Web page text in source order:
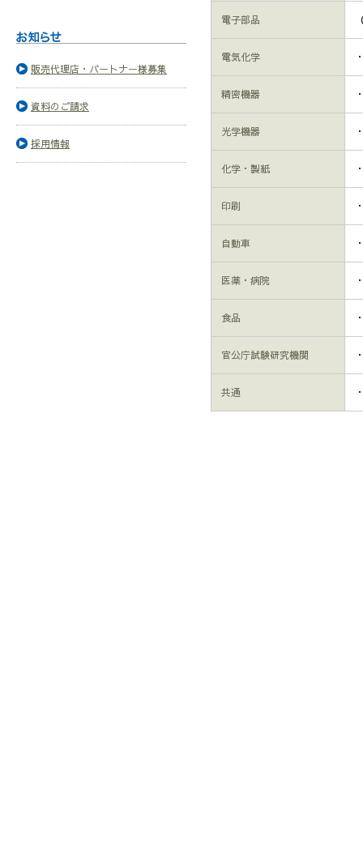
電子部品
電気化学
精密機器
光学機器
化学・製紙
印刷
自動車
医薬・病院
食品
官公庁試験研究機関
共通
販売代理店・パートナー様募集
資料のご請求
採用情報